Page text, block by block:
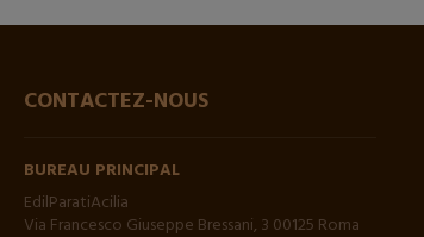
CONTACTEZ-NOUS
BUREAU PRINCIPAL
EdilParatiAcilia
Via Francesco Giuseppe Bressani, 3 00125 Roma